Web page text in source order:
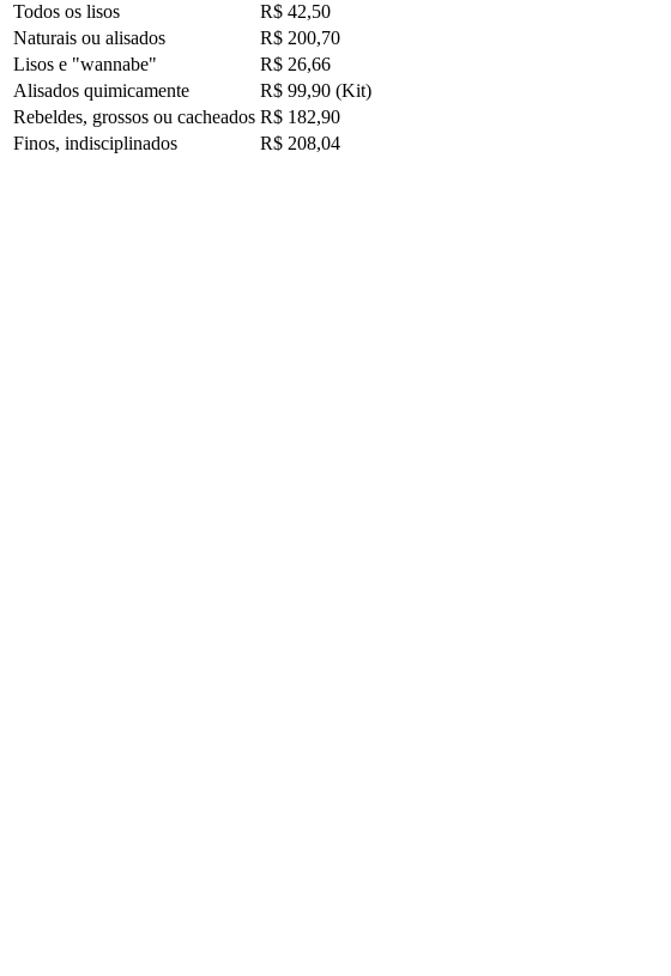
Todos os lisos
R$ 42,50
Naturais ou alisados
R$ 200,70
Lisos e "wannabe"
R$ 26,66
Alisados quimicamente
R$ 99,90 (Kit)
Rebeldes, grossos ou cacheados R$ 182,90
Finos, indisciplinados R$ 208,04